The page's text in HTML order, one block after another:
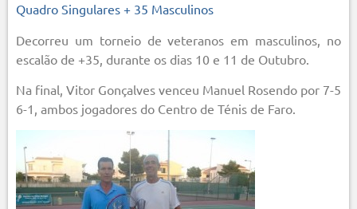
Quadro Singulares + 35 Masculinos
Decorreu um torneio de veteranos em masculinos, no
escalão de +35, durante os dias 10 e 11 de Outubro.
Na final, Vitor Gonçalves venceu Manuel Rosendo por 7-5
6-1, ambos jogadores do Centro de Ténis de Faro.